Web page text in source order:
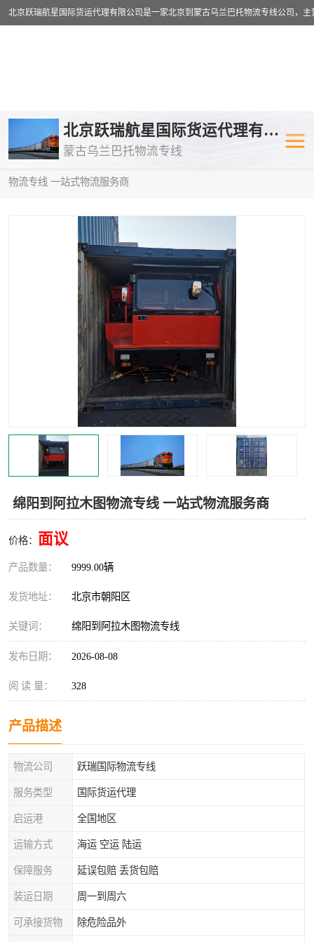
北京跃瑞航星国际货运代理有限公司
蒙古乌兰巴托物流专线
物流专线 一站式物流服务商
绵阳到阿拉木图物流专线 一站式物流服务商
价格： 面议
产品数量： 9999.00辆
发货地址： 北京市朝阳区
关键词： 绵阳到阿拉木图物流专线
发布日期： 2026-08-08
阅 读 量： 328
产品描述
物流公司 跃瑞国际物流专线
服务类型 国际货运代理
启运港 全国地区
运输方式 海运 空运 陆运
保障服务 延误包赔 丢货包赔
装运日期 周一到周六
可承接货物 除危险品外
乌兰巴托物流专线 乌兰巴托铁
乌兰巴托公路运输
中欧班列
蒙古乌兰巴托双清包税
蒙古乌兰巴托空运专线
蒙古乌兰巴托汽运专线
中亚铁路运输